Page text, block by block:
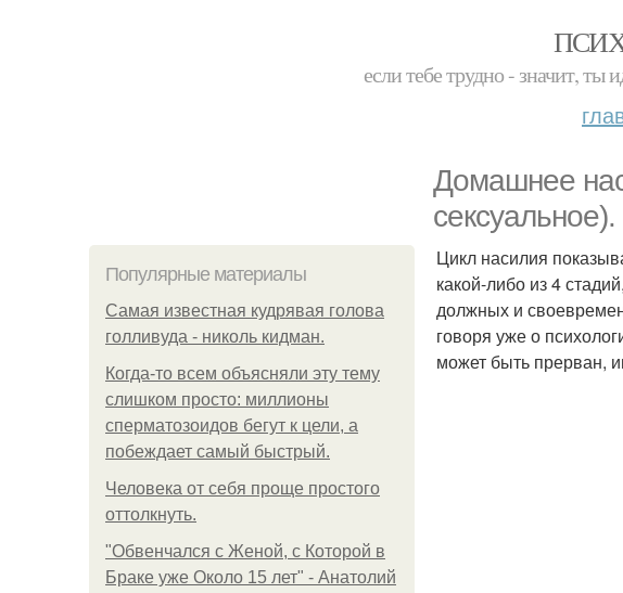
если тебе трудно - значит,
Домашнее
сексуальное).
Популярные материалы
Самая известная кудрявая голова
голливуда - николь кидман.
Когда-то всем объясняли эту тему
слишком просто: миллионы
сперматозоидов бегут к цели, а
побеждает самый быстрый.
Человека от себя проще простого
оттолкнуть.
"Обвенчался с Женой, с Которой в
Браке уже Около 15 лет" - Анатолий
Цикл насилия
какой-либо из 4
должных и
говоря уже о
может быть прерван,